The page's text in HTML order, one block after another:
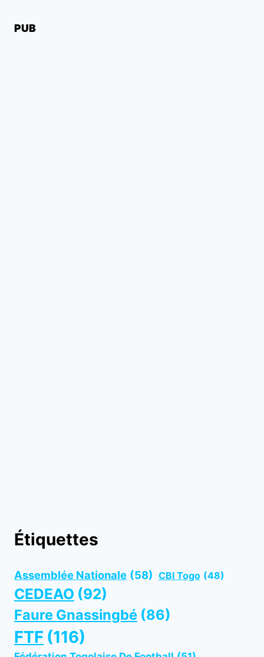
PUB
Étiquettes
Assemblée Nationale (58) CBI Togo (48)
CEDEAO (92)
Faure Gnassingbé (86)
FTF (116)